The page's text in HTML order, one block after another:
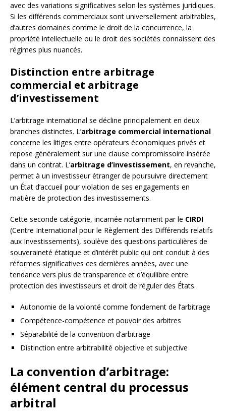
avec des variations significatives selon les systèmes juridiques.
Si les différends commerciaux sont universellement arbitrables,
d’autres domaines comme le droit de la concurrence, la
propriété intellectuelle ou le droit des sociétés connaissent des
régimes plus nuancés.
Distinction entre arbitrage
commercial et arbitrage
d’investissement
L’arbitrage international se décline principalement en deux
branches distinctes. L’arbitrage commercial international
concerne les litiges entre opérateurs économiques privés et
repose généralement sur une clause compromissoire insérée
dans un contrat. L’arbitrage d’investissement, en revanche,
permet à un investisseur étranger de poursuivre directement
un État d’accueil pour violation de ses engagements en
matière de protection des investissements.
Cette seconde catégorie, incarnée notamment par le CIRDI
(Centre International pour le Règlement des Différends relatifs
aux Investissements), soulève des questions particulières de
souveraineté étatique et d’intérêt public qui ont conduit à des
réformes significatives ces dernières années, avec une
tendance vers plus de transparence et d’équilibre entre
protection des investisseurs et droit de réguler des États.
Autonomie de la volonté comme fondement de l’arbitrage
Compétence-compétence et pouvoir des arbitres
Séparabilité de la convention d’arbitrage
Distinction entre arbitrabilité objective et subjective
La convention d’arbitrage:
élément central du processus
arbitral